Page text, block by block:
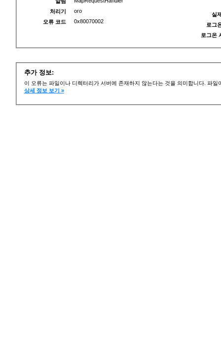
처리기
oro
오류 코드
0x80070002
실
로그
로그온
추가 정보:
이 오류는 파일이나 디렉터리가 서버에 존재하지 않는다는 것을 의미합니다. 파
상세 정보 보기 »